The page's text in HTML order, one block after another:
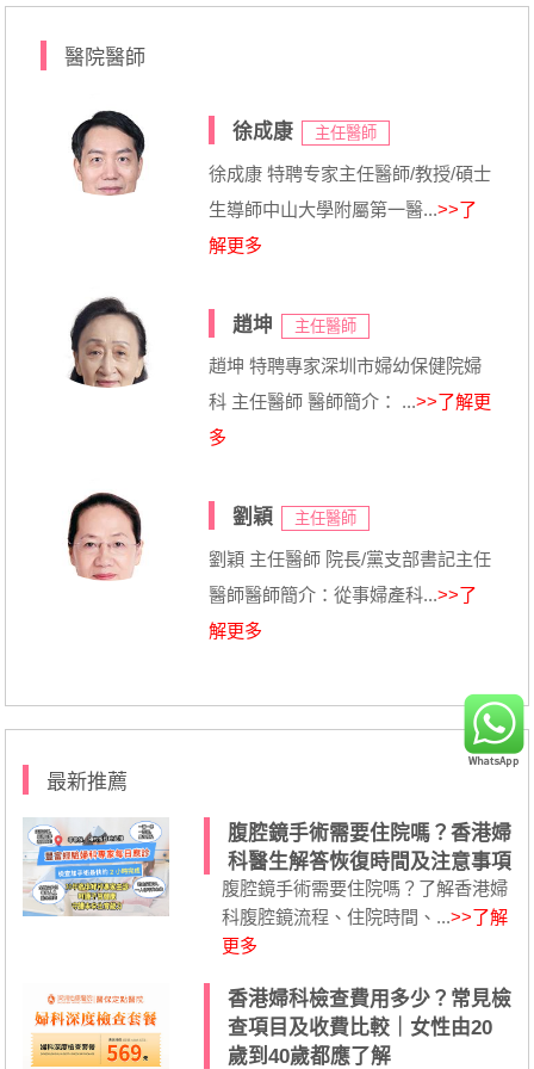
醫院醫師
徐成康 主任醫師
徐成康 特聘专家主任醫師/教授/碩士
生導師中山大學附屬第一醫...>>了
解更多
趙坤 主任醫師
趙坤 特聘專家深圳市婦幼保健院婦
科 主任醫師 醫師簡介： ...>>了解更
多
劉穎 主任醫師
劉穎 主任醫師 院長/黨支部書記主任
醫師醫師簡介：從事婦產科...>>了
解更多
最新推薦
腹腔鏡手術需要住院嗎？香港婦
科醫生解答恢復時間及注意事項
腹腔鏡手術需要住院嗎？了解香港婦
科腹腔鏡流程、住院時間、...>>了解
更多
香港婦科檢查費用多少？常見檢
查項目及收費比較｜女性由20
歲到40歲都應了解